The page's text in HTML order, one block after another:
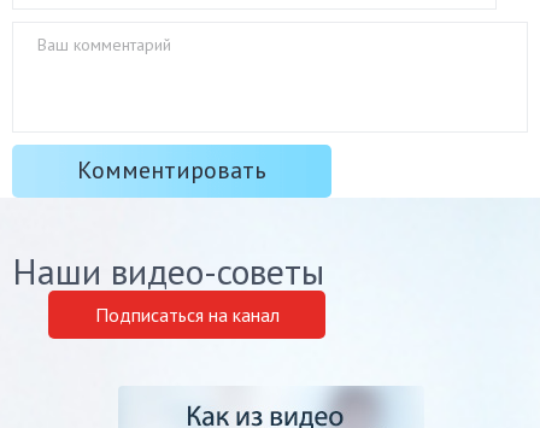
Наши видео-советы
Подписаться на канал